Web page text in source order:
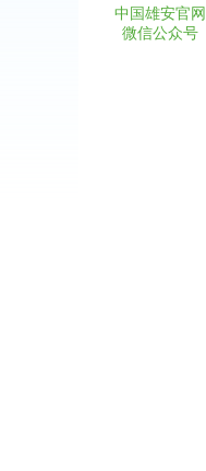
中国雄安官网
微信公众号